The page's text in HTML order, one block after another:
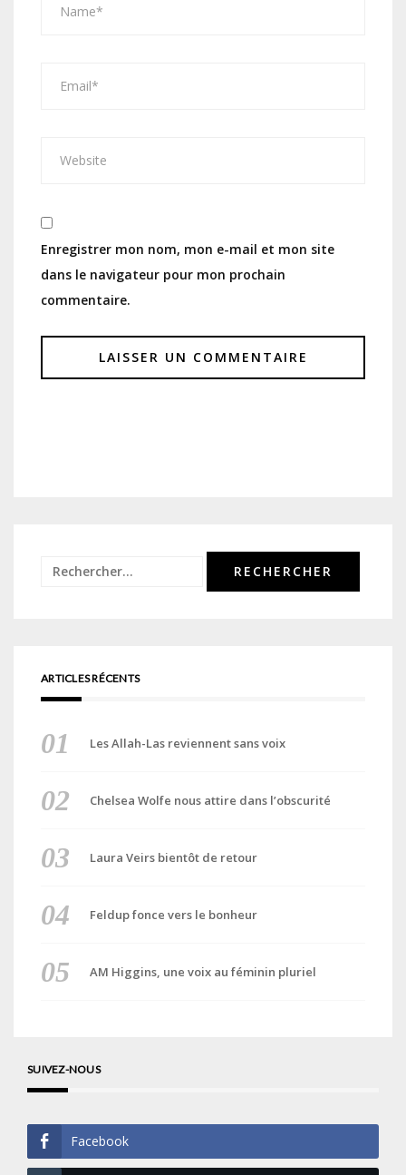
Enregistrer mon nom, mon e-mail et mon site
dans le navigateur pour mon prochain
commentaire.
Rechercher :
ARTICLES RÉCENTS
Les Allah-Las reviennent sans voix
Chelsea Wolfe nous attire dans l’obscurité
Laura Veirs bientôt de retour
Feldup fonce vers le bonheur
AM Higgins, une voix au féminin pluriel
SUIVEZ-NOUS
Facebook